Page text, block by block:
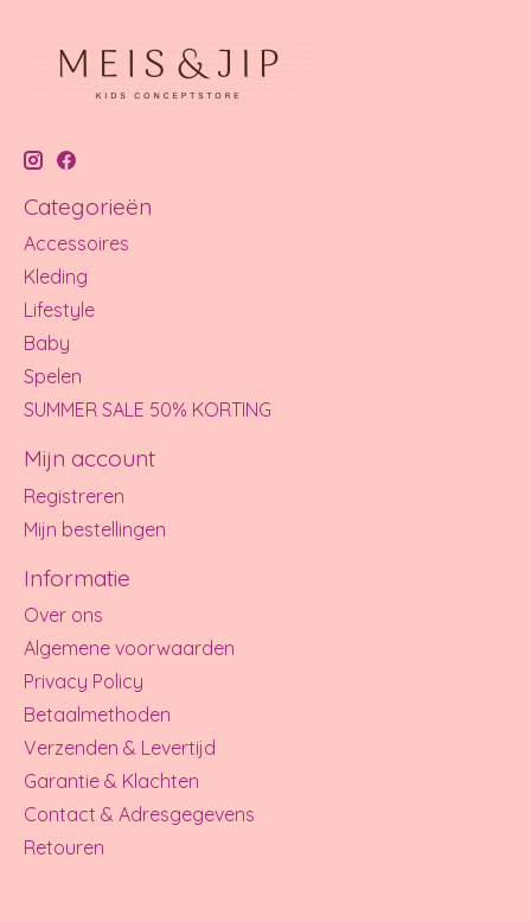
Categorieën
Accessoires
Kleding
Lifestyle
Baby
Spelen
SUMMER SALE 50% KORTING
Mijn account
Registreren
Mijn bestellingen
Informatie
Over ons
Algemene voorwaarden
Privacy Policy
Betaalmethoden
Verzenden & Levertijd
Garantie & Klachten
Contact & Adresgegevens
Retouren